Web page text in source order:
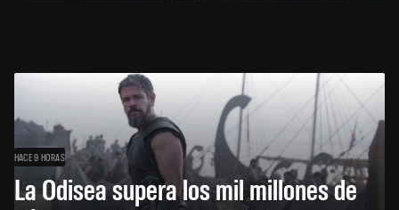
HACE 9 HORAS
La Odisea supera los mil millones de